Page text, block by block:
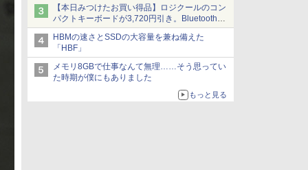
【本日みつけたお買い得品】ロジクールのコン
パクトキーボードが3,720円引き。Bluetoothで3
台接続対応
HBMの速さとSSDの大容量を兼ね備えた
「HBF」
メモリ8GBで仕事なんて無理……そう思ってい
た時期が僕にもありました
もっと見る